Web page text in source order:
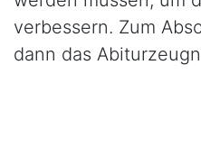
verbessern. Zum
dann das